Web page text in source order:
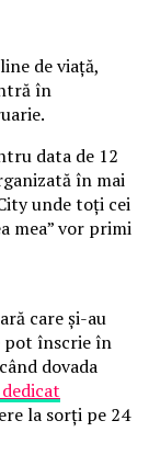
de viață,
în
data de 12
în mai
unde toți cei
mea” vor primi
care și-au
pot înscrie în
dovada
la sorți pe 24